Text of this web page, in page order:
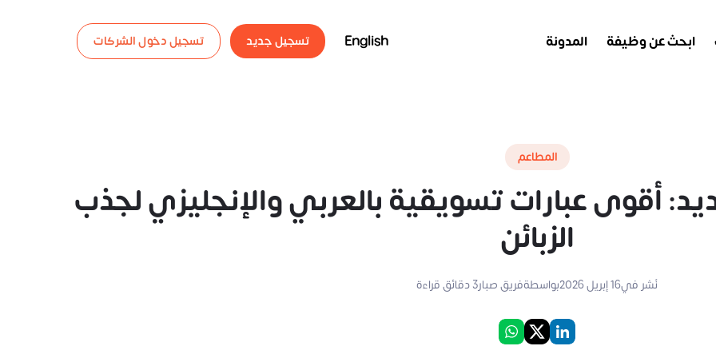
ابحث عن وظيفة المدونة English تسجيل جديد تسجيل دخول الشركات
المطاعم
أقوى عبارات تسويقية بالعربي والإنجليزي لجذب
الزبائن
نُشر في16 إبريل 2026 بواسطةفريق صبار3دقائق قراءة